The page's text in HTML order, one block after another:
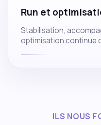
Run et
Stabilisation,
optimisation continue
ILS NOUS